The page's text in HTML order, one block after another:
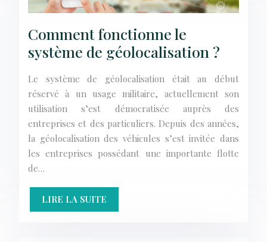
Comment fonctionne le
système de géolocalisation ?
Le système de géolocalisation était au début
réservé à un usage militaire, actuellement son
utilisation s’est démocratisée auprès des
entreprises et des particuliers. Depuis des années,
la géolocalisation des véhicules s’est invitée dans
les entreprises possédant une importante flotte
de…
LIRE LA SUITE